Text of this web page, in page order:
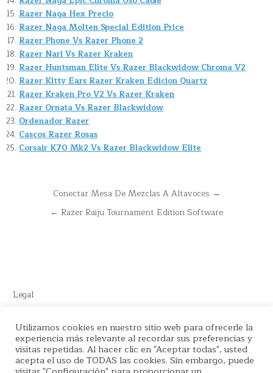
Razer Naga Hex Precio
Razer Naga Molten Special Edition Price
Razer Phone Vs Razer Phone 2
Razer Nari Vs Razer Kraken
Razer Huntsman Elite Vs Razer Blackwidow Chroma V2
Razer Kitty Ears Razer Kraken Edicion Quartz
Razer Kraken Pro V2 Vs Razer Kraken
Razer Ornata Vs Razer Blackwidow
Ordenador Razer
Cascos Razer Rosas
Corsair K70 Mk2 Vs Razer Blackwidow Elite
Navegación
Conectar Mesa De Mezclas A Altavoces →
← Razer Raiju Tournament Edition Software
Legal
Este sitio recomienda productos de Amazon y cuenta con enlaces
de afiliados por el cual nos llevamos comisión en cada venta.
Utilizamos cookies en nuestro sitio web para ofrecerle la
experiencia más relevante al recordar sus preferencias y
visitas repetidas. Al hacer clic en "Aceptar todas", usted
acepta el uso de TODAS las cookies. Sin embargo, puede